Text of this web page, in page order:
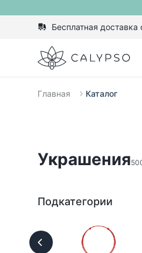
Бесплатная доставка
Calypso
Главная Каталог
Украшения
Подкатегории